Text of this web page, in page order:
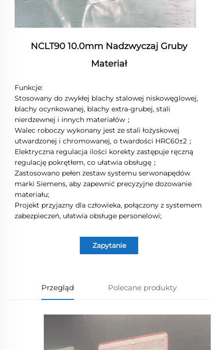
NCLT90 10.0mm Nadzwyczaj Gruby
Materiał
Funkcje:
Stosowany do zwykłej blachy stalowej niskowęglowej,
blachy ocynkowanej, blachy extra-grubej, stali
nierdzewnej i innych materiałów；
Walec roboczy wykonany jest ze stali łożyskowej
utwardzonej i chromowanej, o twardości HRC60±2；
Elektryczna regulacja ilości korekty zastępuje ręczną
regulację pokrętłem, co ułatwia obsługę；
Zastosowano pełen zestaw systemu serwonapędów
marki Siemens, aby zapewnić precyzyjne dozowanie
materiału;
Projekt przyjazny dla człowieka, połączony z systemem
zabezpieczeń, ułatwia obsługe personelowi;
Zapytanie
Przegląd Polecane produkty